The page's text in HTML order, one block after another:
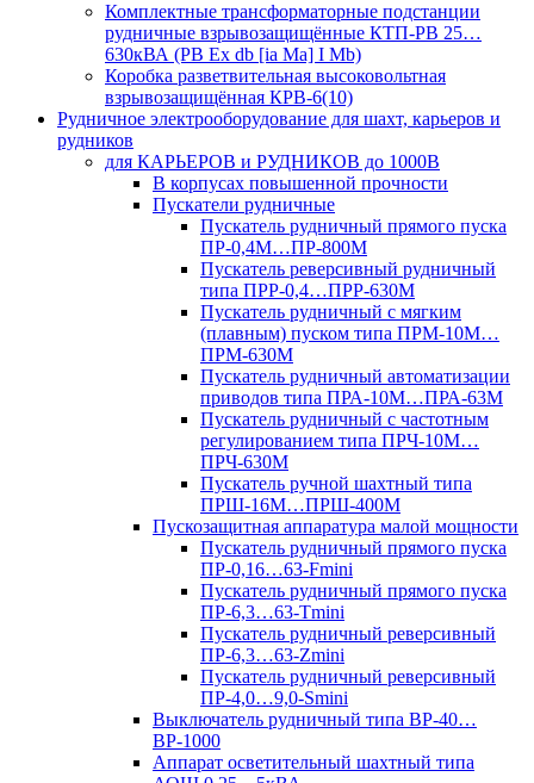
Комплектные трансформаторные подстанции
рудничные взрывозащищённые КТП-РВ 25…
630кВА (РВ Ex db [ia Ma] I Mb)
Коробка разветвительная высоковольтная
взрывозащищённая КРВ-6(10)
Рудничное электрооборудование для шахт, карьеров и
рудников
для КАРЬЕРОВ и РУДНИКОВ до 1000В
В корпусах повышенной прочности
Пускатели рудничные
Пускатель рудничный прямого пуска
ПР-0,4М…ПР-800М
Пускатель реверсивный рудничный
типа ПРР-0,4…ПРР-630М
Пускатель рудничный с мягким
(плавным) пуском типа ПРМ-10М…
ПРМ-630М
Пускатель рудничный автоматизации
приводов типа ПРА-10М…ПРА-63М
Пускатель рудничный с частотным
регулированием типа ПРЧ-10М…
ПРЧ-630М
Пускатель ручной шахтный типа
ПРШ-16М…ПРШ-400М
Пускозащитная аппаратура малой мощности
Пускатель рудничный прямого пуска
ПР-0,16…63-Fmini
Пускатель рудничный прямого пуска
ПР-6,3…63-Tmini
Пускатель рудничный реверсивный
ПР-6,3…63-Zmini
Пускатель рудничный реверсивный
ПР-4,0…9,0-Smini
Выключатель рудничный типа ВР-40…
ВР-1000
Аппарат осветительный шахтный типа